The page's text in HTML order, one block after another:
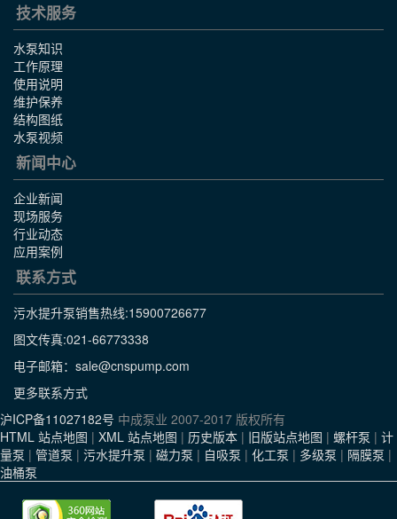
技术服务
水泵知识
工作原理
使用说明
维护保养
结构图纸
水泵视频
新闻中心
企业新闻
现场服务
行业动态
应用案例
联系方式
污水提升泵销售热线:15900726677
图文传真:021-66773338
电子邮箱：sale@cnspump.com
更多联系方式
沪ICP备11027182号 中成泵业 2007-2017 版权所有
HTML 站点地图 | XML 站点地图 | 历史版本 | 旧版站点地图 | 螺杆泵 | 计
量泵 | 管道泵 | 污水提升泵 | 磁力泵 | 自吸泵 | 化工泵 | 多级泵 | 隔膜泵 |
油桶泵